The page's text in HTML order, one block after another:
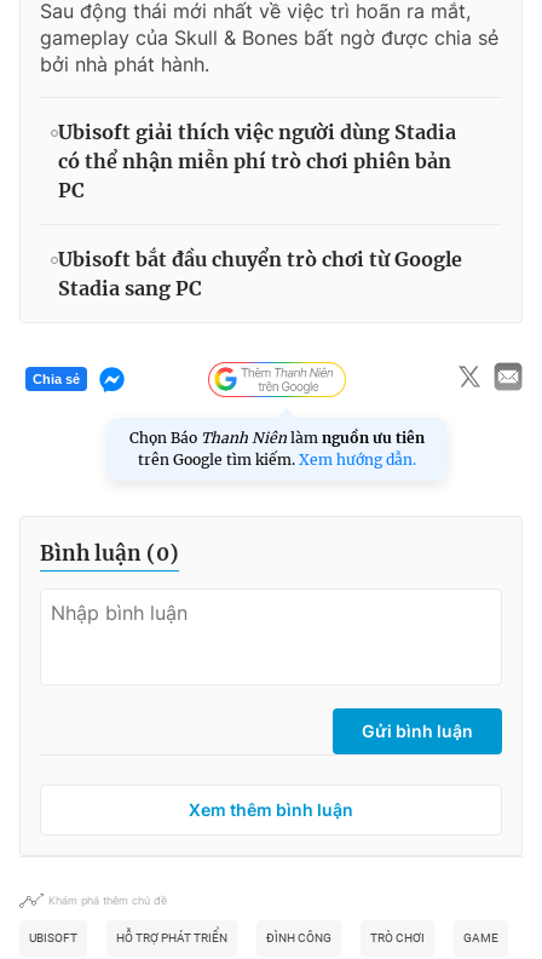
Sau động thái mới nhất về việc trì hoãn ra mắt,
gameplay của Skull & Bones bất ngờ được chia sẻ
bởi nhà phát hành.
Ubisoft giải thích việc người dùng Stadia
có thể nhận miễn phí trò chơi phiên bản
PC
Ubisoft bắt đầu chuyển trò chơi từ Google
Stadia sang PC
Chia sẻ
Chọn Báo Thanh Niên làm nguồn ưu tiên
trên Google tìm kiếm. Xem hướng dẫn.
Bình luận (0)
Gửi bình luận
Xem thêm bình luận
Khám phá thêm chủ đề
UBISOFT HỖ TRỢ PHÁT TRIỂN ĐÌNH CÔNG TRÒ CHƠI GAME